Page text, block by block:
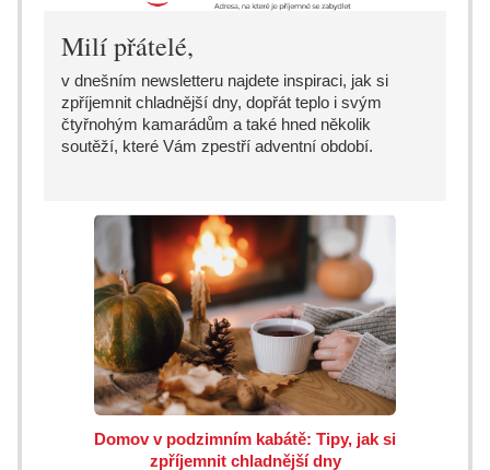
Milí přátelé,
v dnešním newsletteru najdete inspiraci, jak si
zpříjemnit chladnější dny, dopřát teplo i svým
čtyřnohým kamarádům a také hned několik
soutěží, které Vám zpestří adventní období.
Domov v podzimním kabátě: Tipy, jak si
zpříjemnit chladnější dny